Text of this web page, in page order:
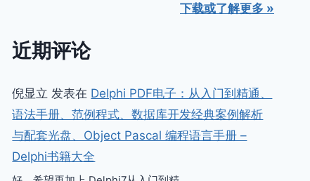
下载或了解更多 »
近期评论
倪显立 发表在 Delphi PDF电子：从入门到精通、
语法手册、范例程式、数据库开发经典案例解析
与配套光盘、Object Pascal 编程语言手册 –
Delphi书籍大全